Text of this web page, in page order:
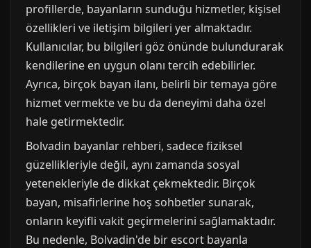
profillerde, bayanların sunduğu hizmetler, kişisel
özellikleri ve iletişim bilgileri yer almaktadır.
Kullanıcılar, bu bilgileri göz önünde bulundurarak
kendilerine en uygun olanı tercih edebilirler.
Ayrıca, birçok bayan ilanı, belirli bir temaya göre
hizmet vermekte ve bu da deneyimi daha özel
hale getirmektedir.
Bolvadin bayanlar rehberi, sadece fiziksel
güzellikleriyle değil, aynı zamanda sosyal
yetenekleriyle de dikkat çekmektedir. Birçok
bayan, misafirlerine hoş sohbetler sunarak,
onların keyifli vakit geçirmelerini sağlamaktadır.
Bu nedenle, Bolvadin'de bir escort bayanla